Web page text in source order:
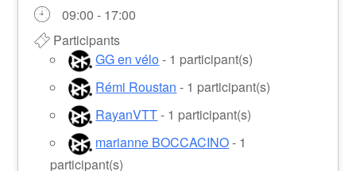
09:00 - 17:00
Participants
GG en vélo- 1 participant(s)
Rémi Roustan - 1 participant(s)
RayanVTT- 1 participant(s)
marianne BOCCACINO- 1
participant(s)